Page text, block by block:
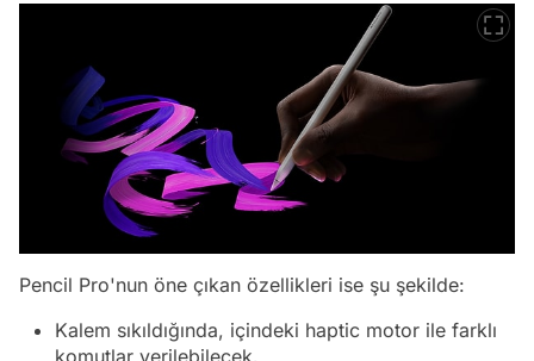
Pencil Pro'nun öne çıkan özellikleri ise şu şekilde:
Kalem sıkıldığında, içindeki haptic motor ile farklı